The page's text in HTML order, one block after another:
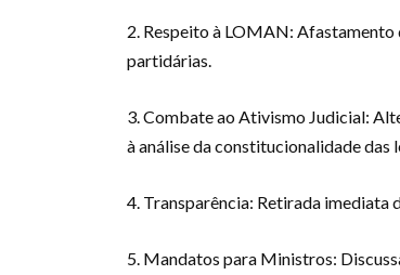
2. Respeito à LOMAN:
partidárias.
3. Combate ao Ativismo Judicial:
à análise da constitucionalidade das
4. Transparência: Retirada imediata
5. Mandatos para Ministros: